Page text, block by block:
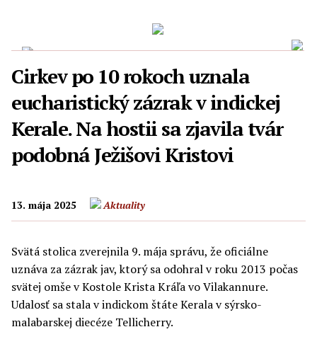
Cirkev po 10 rokoch uznala
eucharistický zázrak v indickej
Kerale. Na hostii sa zjavila tvár
podobná Ježišovi Kristovi
13. mája 2025 Aktuality
Svätá stolica zverejnila 9. mája správu, že oficiálne
uznáva za zázrak jav, ktorý sa odohral v roku 2013 počas
svätej omše v Kostole Krista Kráľa vo Vilakannure.
Udalosť sa stala v indickom štáte Kerala v sýrsko-
malabarskej diecéze Tellicherry.